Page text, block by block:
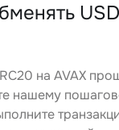
на AVAX
нашему